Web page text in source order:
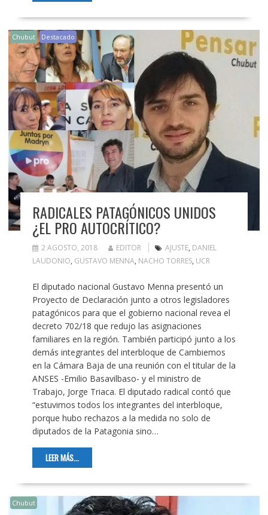
Chubut Destacado
RADICALES PATAGÓNICOS UNIDOS
¿EL PRO AUTOCRÍTICO?
2 AGOSTO, 2018 EDITOR AJUSTE, DANIEL
LAUDONIO, GUSTAVO MENNA, NACHO TORRES, UCR
El diputado nacional Gustavo Menna presentó un
Proyecto de Declaración junto a otros legisladores
patagónicos para que el gobierno nacional revea el
decreto 702/18 que redujo las asignaciones
familiares en la región. También participó junto a los
demás integrantes del interbloque de Cambiemos
en la Cámara Baja de una reunión con el titular de la
ANSES -Emilio Basavilbaso- y el ministro de
Trabajo, Jorge Triaca. El diputado radical contó que
“estuvimos todos los integrantes del interbloque,
porque hubo rechazos a la medida no solo de
diputados de la Patagonia sino…
LEER MÁS...
Chubut